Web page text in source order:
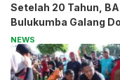
Setelah 20 Tahun,
Bulukumba Galang
untuk Pak Pardi
NEWS